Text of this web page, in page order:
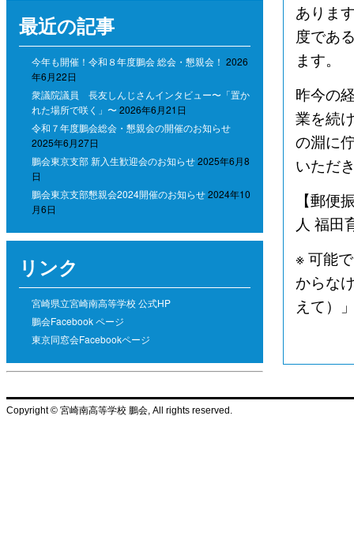
最近の記事
今年も開催！令和８年度鵬会 総会・懇親会！ 2026
年6月22日
衆議院議員 長友しんじさんインタビュー〜「置か
れた場所で咲く」〜2026年6月21日
令和７年度鵬会総会・懇親会の開催のお知らせ
2025年6月27日
鵬会東京支部 新入生歓迎会のお知らせ2025年6月8
日
鵬会東京支部懇親会2024開催のお知らせ2024年10
月6日
リンク
宮崎県立宮崎南高等学校 公式HP
鵬会Facebook ページ
東京同窓会Facebookページ
ありま
度であ
ます。
昨今の
業を続
の淵に
いただ
【郵
人 福田
※ 可能
からな
えて）
Copyright © 宮崎南高等学校 鵬会, All rights reserved.